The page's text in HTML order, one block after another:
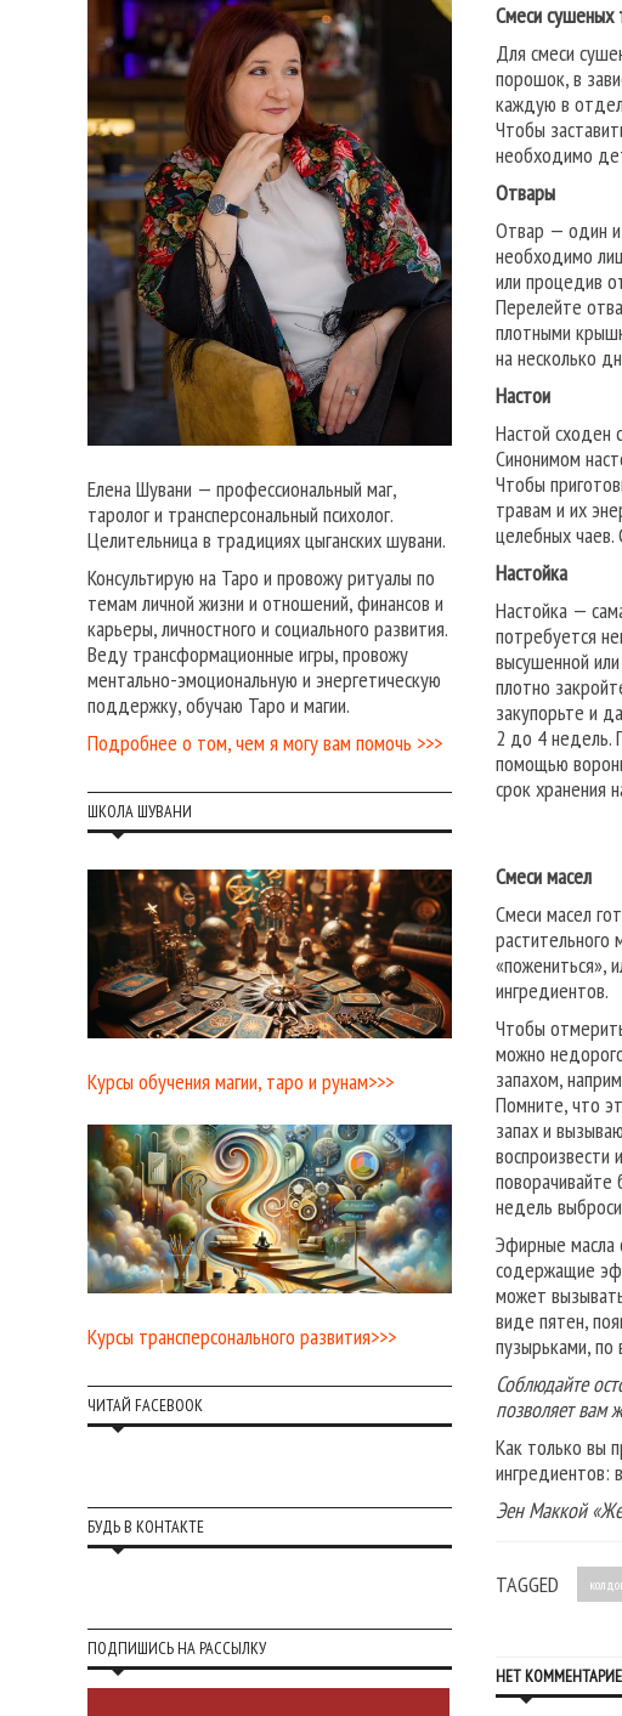
Смеси сушеных
Для смеси
порошок, в
каждую в
Чтобы
необходимо
Отвары
Отвар — один
необходимо
или процедив
Перелейте
плотными
на несколько
Настои
Настой сходен
Синонимом
Чтобы
травам и их
целебных чаев.
Настойка
Настойка —
потребуется
высушенной
плотно
закупорьте и
2 до 4 недель.
помощью
срок хранения
Смеси масел
Смеси масел
«пожениться»,
ингредиентов.
Чтобы
можно
запахом,
Помните, что
запах и
воспроизвести
недель
Эфирные масла
содержащие
может
виде пятен,
пузырьками,
Соблюдайте
позволяет вам
Как только вы
ингредиентов:
Эен Маккой
TAGGED
НЕТ
Елена Шувани — профессиональный маг,
таролог и трансперсональный психолог.
Целительница в традициях цыганских шувани.
Консультирую на Таро и провожу ритуалы по
темам личной жизни и отношений, финансов и
карьеры, личностного и социального развития.
Веду трансформационные игры, провожу
ментально-эмоциональную и энергетическую
поддержку, обучаю Таро и магии.
Подробнее о том, чем я могу вам помочь >>>
ШКОЛА ШУВАНИ
Курсы обучения магии, таро и рунам>>>
Курсы трансперсонального развития>>>
ЧИТАЙ FACEBOOK
БУДЬ В КОНТАКТЕ
ПОДПИШИСЬ НА РАССЫЛКУ